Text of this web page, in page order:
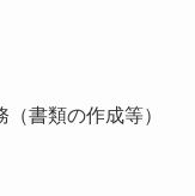
書類の作成等）